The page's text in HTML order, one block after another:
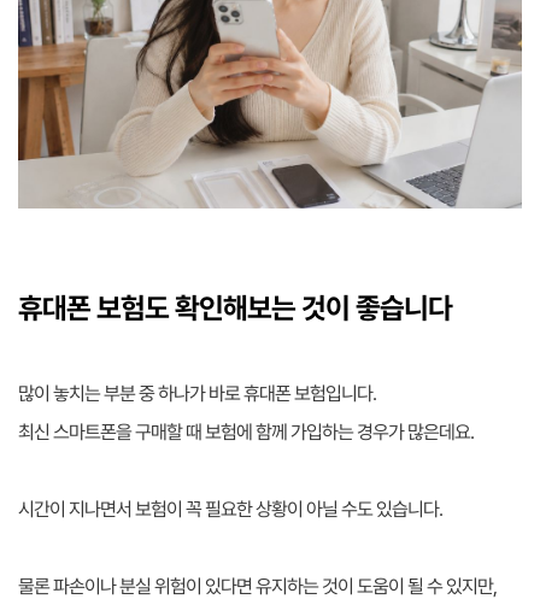
휴대폰 보험도 확인해보는 것이 좋습니다
많이 놓치는 부분 중 하나가 바로 휴대폰 보험입니다.
최신 스마트폰을 구매할 때 보험에 함께 가입하는 경우가 많은데요.
시간이 지나면서 보험이 꼭 필요한 상황이 아닐 수도 있습니다.
물론 파손이나 분실 위험이 있다면 유지하는 것이 도움이 될 수 있지만,